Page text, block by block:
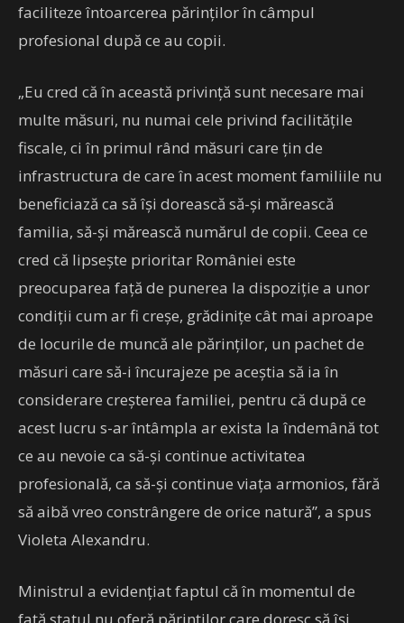
faciliteze întoarcerea părinţilor în câmpul
profesional după ce au copii.
„Eu cred că în această privinţă sunt necesare mai
multe măsuri, nu numai cele privind facilităţile
fiscale, ci în primul rând măsuri care ţin de
infrastructura de care în acest moment familiile nu
beneficiază ca să îşi dorească să-şi mărească
familia, să-şi mărească numărul de copii. Ceea ce
cred că lipseşte prioritar României este
preocuparea faţă de punerea la dispoziţie a unor
condiţii cum ar fi creşe, grădiniţe cât mai aproape
de locurile de muncă ale părinţilor, un pachet de
măsuri care să-i încurajeze pe aceştia să ia în
considerare creşterea familiei, pentru că după ce
acest lucru s-ar întâmpla ar exista la îndemână tot
ce au nevoie ca să-şi continue activitatea
profesională, ca să-şi continue viaţa armonios, fără
să aibă vreo constrângere de orice natură”, a spus
Violeta Alexandru.
Ministrul a evidenţiat faptul că în momentul de